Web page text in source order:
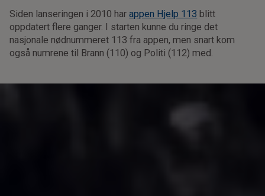
Siden lanseringen i 2010 harappen Hjelp 113 blitt
oppdatert flere ganger. I starten kunne du ringe det
nasjonale nødnummeret 113 fra appen, men snart kom
også numrene til Brann (110) og Politi (112) med.